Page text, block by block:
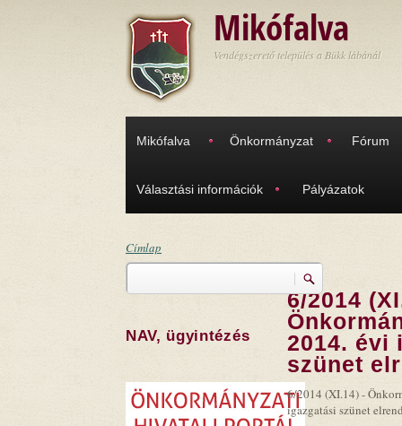
Mikófalva
Vendégszerető település a Bükk lábánál
Mikófalva Önkormányzat Fórum
Választási információk Pályázatok
Címlap
Keresés
NAV, ügyintézés
6/2014
2014. évi
szünet
6/2014 (XI.14) -
igazgatási szünet